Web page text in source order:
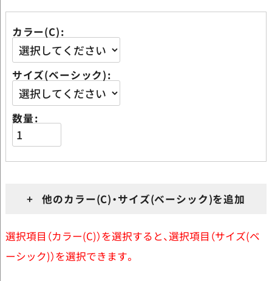
カラー(C)
サイズ(ベーシック)
数量
+ 他のカラー(C)・サイズ(ベーシック)を追加
選択項目（カラー(C)）を選択すると、選択項目（サイズ(ベ
ーシック)）を選択できます。